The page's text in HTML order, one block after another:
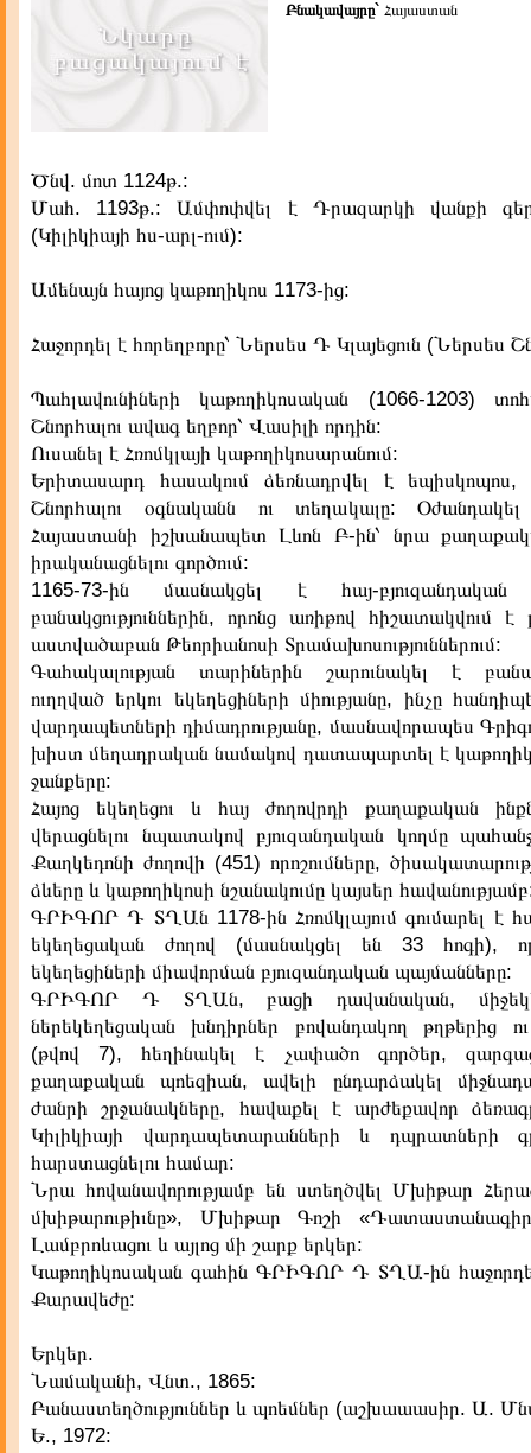
Բնակավայրը` Հայաստան
Ծնվ. մոտ 1124թ.:
Մահ. 1193թ.: Ամփոփվել է Դրազարկի վանքի
(Կիլիկիայի հս-արլ-ում):
Ամենայն հայոց կաթողիկոս 1173-ից:
Հաջորդել է հորեղբորը՝ Ներսես Դ Կլայեցուն (Ներսես
Պահլավունիների կաթողիկոսական (1066-1203)
Շնորհալու ավագ եղբոր՝ Վասիլի որդին:
Ուսանել է Հռոմկլայի կաթողիկոսարանում:
Երիտասարդ հասակում ձեռնադրվել է եպիսկոպոս,
Շնորհալու օգնականն ու տեղակալը:
Հայաստանի իշխանապետ Լևոն Բ-ին՝ նրա
իրականացնելու գործում:
1165-73-ին մասնակցել է հայ-բյուզանդական
բանակցություններին, որոնց առիթով հիշատակվում է
աստվածաբան Թեորիանոսի Տրամախոսություններում:
Գահակալության տարիներին շարունակել է
ուղղված երկու եկեղեցիների միությանը, ինչը
վարդապետների դիմադրությանը, մասնավորապես
խիստ մեղադրական նամակով դատապարտել է
ջանքերը:
Հայոց եկեղեցու և հայ ժողովրդի քաղաքական
վերացնելու նպատակով բյուզանդական կողմը
Քաղկեդոնի ժողովի (451) որոշումները,
ձևերը և կաթողիկոսի նշանակումը կայսեր
ԳՐԻԳՈՐ Դ ՏՂԱն 1178-ին Հռոմկլայում գումարել է
եկեղեցական ժողով (մասնակցել են 33 հոգի),
եկեղեցիների միավորման բյուզանդական պայմանները:
ԳՐԻԳՈՐ Դ ՏՂԱն, բացի դավանական,
ներեկեղեցական խնդիրներ բովանդակող թղթերից
(թվով 7), հեղինակել է չափածո գործեր,
քաղաքական պոեզիան, ավելի ընդարձակել
ժանրի շրջանակները, հավաքել է արժեքավոր
Կիլիկիայի վարդապետարանների և դպրատների
հարստացնելու համար:
Նրա հովանավորությամբ են ստեղծվել Մխիթար
մխիթարութիւնը», Մխիթար Գոշի
Լամբրոևացու և այլոց մի շարք երկեր:
Կաթողիկոսական գահին ԳՐԻԳՈՐ Դ ՏՂԱ-ին
Քարավեժը:
Երկեր.
Նամականի, Վնտ., 1865:
Բանաստեղծություններ և պոեմներ (աշխաաասիր. Ա.
Ե., 1972: